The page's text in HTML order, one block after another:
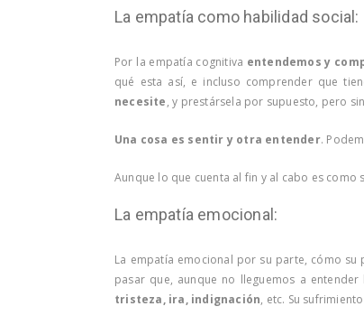
La empatía como habilidad social:
Por la empatía cognitiva entendemos y
qué esta así, e incluso comprender que
necesite, y prestársela por supuesto, pero
Una cosa es sentir y otra entender.
Aunque lo que cuenta al fin y al cabo es
La empatía emocional:
La empatía emocional por su parte, cómo
pasar que, aunque no lleguemos a
tristeza, ira, indignación, etc. Su